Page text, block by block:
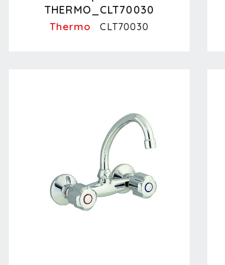
THERMO_CLT70030
Thermo CLT70030